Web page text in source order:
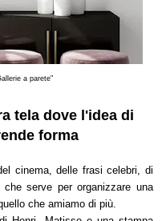
a parete"
tela dove l'idea di
forma
cinema, delle frasi celebri, di
serve per organizzare una
che amiamo di più.